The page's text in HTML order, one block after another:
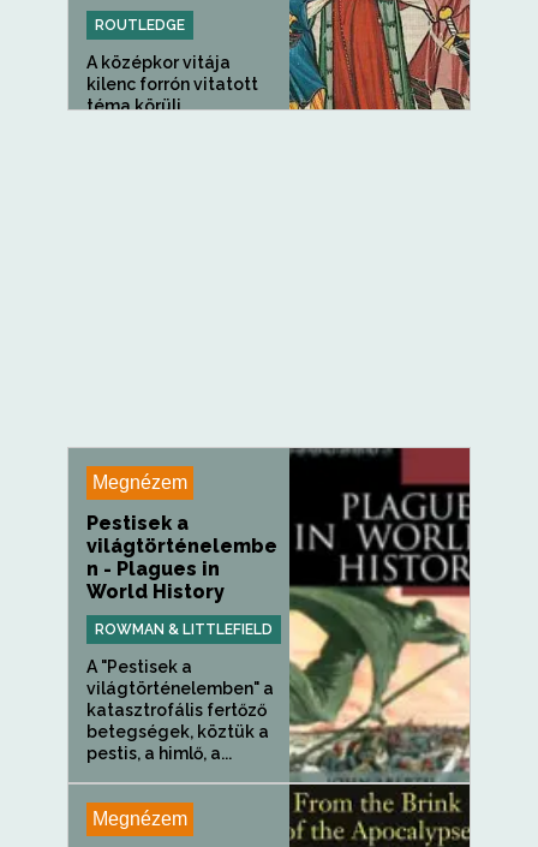
ROUTLEDGE
A középkor vitája
kilenc forrón vitatott
téma körüli...
Megnézem
Pestisek a
világtörténelembe
n - Plagues in
World History
ROWMAN & LITTLEFIELD
A "Pestisek a
világtörténelemben" a
katasztrofális fertőző
betegségek, köztük a
pestis, a himlő, a...
Megnézem